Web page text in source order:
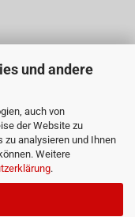
und andere
auch von
der Website zu
zu analysieren und Ihnen
Weitere
.